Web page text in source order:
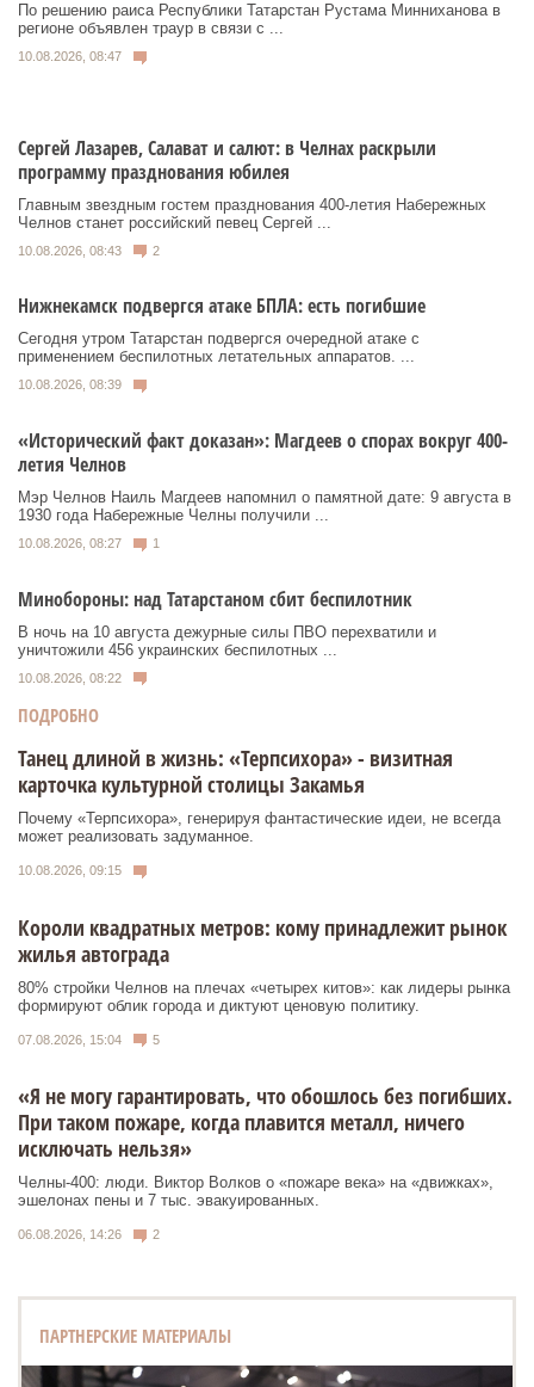
По решению раиса Республики Татарстан Рустама Минниханова в
регионе объявлен траур в связи с ...
10.08.2026, 08:47
Сергей Лазарев, Салават и салют: в Челнах раскрыли
программу празднования юбилея
Главным звездным гостем празднования 400-летия Набережных
Челнов станет российский певец Сергей ...
10.08.2026, 08:43 2
Нижнекамск подвергся атаке БПЛА: есть погибшие
Сегодня утром Татарстан подвергся очередной атаке с
применением беспилотных летательных аппаратов. ...
10.08.2026, 08:39
«Исторический факт доказан»: Магдеев о спорах вокруг 400-
летия Челнов
Мэр Челнов Наиль Магдеев напомнил о памятной дате: 9 августа в
1930 года Набережные Челны получили ...
10.08.2026, 08:27 1
Минобороны: над Татарстаном сбит беспилотник
В ночь на 10 августа дежурные силы ПВО перехватили и
уничтожили 456 украинских беспилотных ...
10.08.2026, 08:22
ПОДРОБНО
Танец длиной в жизнь: «Терпсихора» - визитная
карточка культурной столицы Закамья
Почему «Терпсихора», генерируя фантастические идеи, не всегда
может реализовать задуманное.
10.08.2026, 09:15
Короли квадратных метров: кому принадлежит рынок
жилья автограда
80% стройки Челнов на плечах «четырех китов»: как лидеры рынка
формируют облик города и диктуют ценовую политику.
07.08.2026, 15:04 5
«Я не могу гарантировать, что обошлось без погибших.
При таком пожаре, когда плавится металл, ничего
исключать нельзя»
Челны-400: люди. Виктор Волков о «пожаре века» на «движках»,
эшелонах пены и 7 тыс. эвакуированных.
06.08.2026, 14:26 2
ПАРТНЕРСКИЕ МАТЕРИАЛЫ